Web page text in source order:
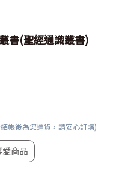
書(聖經通識叢書)
帳後為您進貨，請安心訂購)
愛商品